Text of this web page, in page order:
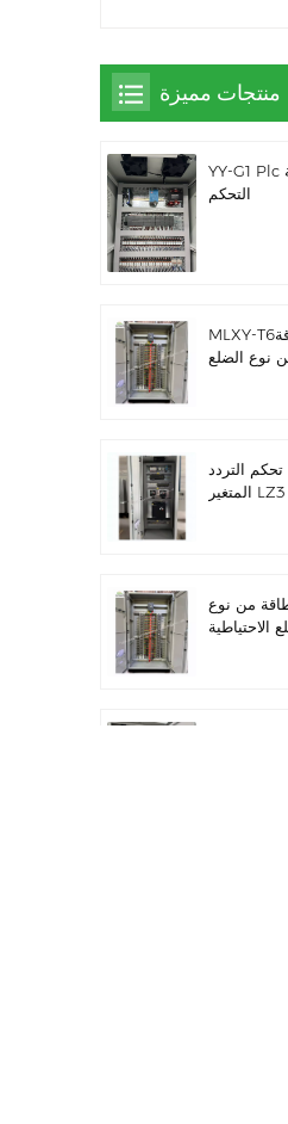
منتجات مميزة
YY-G1 Plc مصنعي لوحة
التحكم
MLXY-T6خزانة توزيع الطاقة
نوع الضلع
التردد
المتغير LZ3
من نوع
الاحتياطية